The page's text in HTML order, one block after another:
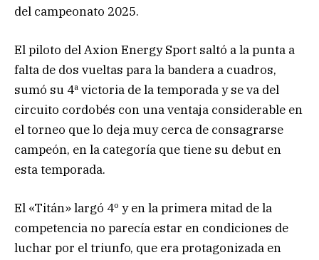
del campeonato 2025.
El piloto del Axion Energy Sport saltó a la punta a
falta de dos vueltas para la bandera a cuadros,
sumó su 4ª victoria de la temporada y se va del
circuito cordobés con una ventaja considerable en
el torneo que lo deja muy cerca de consagrarse
campeón, en la categoría que tiene su debut en
esta temporada.
El «Titán» largó 4º y en la primera mitad de la
competencia no parecía estar en condiciones de
luchar por el triunfo, que era protagonizada en